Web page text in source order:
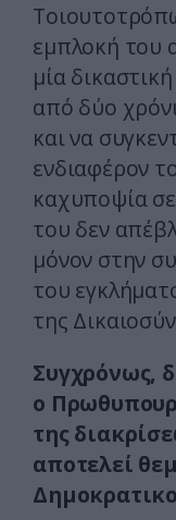
εμπλοκή του
μία
από δύο
και να
ενδιαφέρον
καχυποψία
του δεν
μόνον στην
του
της
Συγχρόνως,
ο
της
αποτελεί